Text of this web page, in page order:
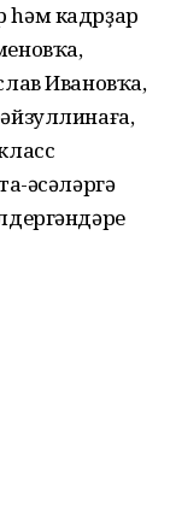
hәм кадрҙар
Ивановҡа,
әсәләргә